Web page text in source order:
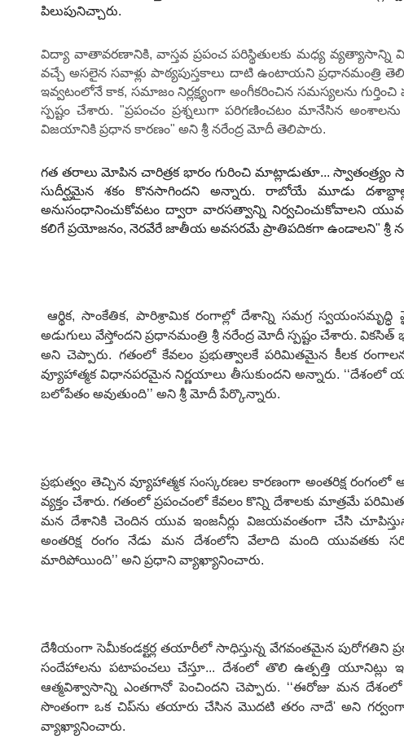
పిలుపునిచ్చారు.
విద్యా వాతావరణానికి, వాస్తవ ప్రపంచ పరిస్థితులకు మధ్య వ్యత్యాసాన్ని
వచ్చే అసలైన సవాళ్లు పాఠ్యపుస్తకాలు దాటి ఉంటాయని ప్రధానమంత్రి
ఇవ్వటంలోనే కాక, సమాజం నిర్లక్ష్యంగా అంగీకరించిన సమస్యలను
స్పష్టం చేశారు. "ప్రపంచం ప్రశ్నలుగా పరిగణించటం మానేసిన
విజయానికి ప్రధాన కారణం" అని శ్రీ నరేంద్ర మోదీ తెలిపారు.
గత తరాలు మోపిన చారిత్రక భారం గురించి మాట్లాడుతూ... స్వాతంత్ర్యం
సుదీర్ఘమైన శకం కొనసాగిందని అన్నారు. రాబోయే మూడు
అనుసంధానించుకోవటం ద్వారా వారసత్వాన్ని నిర్వచించుకోవాలని
కలిగే ప్రయోజనం, నెరవేరే జాతీయ అవసరమే ప్రాతిపదికగా ఉండాలని" శ్రీ
ఆర్థిక,సాంకేతిక, పారిశ్రామిక రంగాల్లో దేశాన్ని సమగ్ర స్వయంసమృద్ధి
అడుగులు వేస్తోందని ప్రధానమంత్రి శ్రీ నరేంద్ర మోదీ స్పష్టం చేశారు.
అని చెప్పారు. గతంలో కేవలం ప్రభుత్వాలకే పరిమితమైన కీలక
వ్యూహాత్మక విధానపరమైన నిర్ణయాలు తీసుకుందని అన్నారు. ‘‘దేశంలో
బలోపేతం అవుతుంది’’ అని శ్రీ మోదీ పేర్కొన్నారు.
ప్రభుత్వం తెచ్చిన వ్యూహాత్మక సంస్కరణల కారణంగా అంతరిక్ష
వ్యక్తం చేశారు. గతంలో ప్రపంచంలో కేవలం కొన్ని దేశాలకు మాత్రమే
మన దేశానికి చెందిన యువ ఇంజనీర్లు విజయవంతంగా చేసి
అంతరిక్ష రంగం నేడు
మన దేశంలోని వేలాది మంది యువతకు
మారిపోయింది’’ అని ప్రధాని వ్యాఖ్యానించారు.
దేశీయంగా సెమీకండక్టర్ల తయారీలో సాధిస్తున్న వేగవంతమైన పురోగతిని
సందేహాలను పటాపంచలు చేస్తూ... దేశంలో తొలి ఉత్పత్తి
ఆత్మవిశ్వాసాన్ని ఎంతగానో పెంచిందని చెప్పారు. ‘‘ఈరోజు మన దేశంలో
సొంతంగా ఒక చిప్‌ను తయారు చేసిన మొదటి తరం నాదే'అని గర్వంగా
వ్యాఖ్యానించారు.